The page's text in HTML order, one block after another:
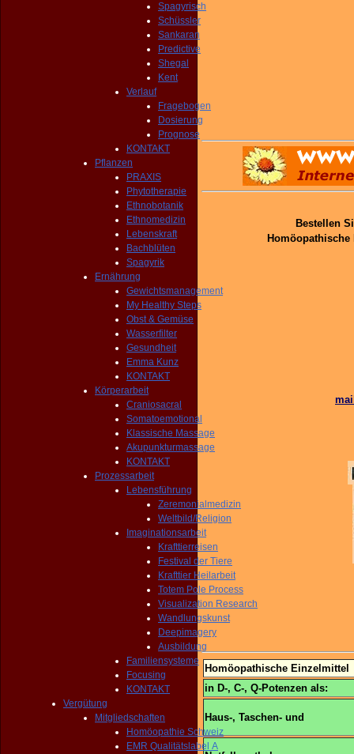
Spagyrisch
Schüssler
Sankaran
Predictive
Shegal
Kent
Verlauf
Fragebogen
Dosierung
Prognose
KONTAKT
Pflanzen
PRAXIS
Phytotherapie
Ethnobotanik
Ethnomedizin
Lebenskraft
Bachblüten
Spagyrik
Ernährung
Gewichtsmanagement
My Healthy Steps
Obst & Gemüse
Wasserfilter
Gesundheit
Emma Kunz
KONTAKT
Körperarbeit
Craniosacral
Somatoemotional
Klassische Massage
Akupunkturmassage
KONTAKT
Prozessarbeit
Lebensführung
Zeremonialmedizin
Weltbild/Religion
Imaginationsarbeit
Krafttierreisen
Festival der Tiere
Krafttier Heilarbeit
Totem Pole Process
Visualization Research
Wandlungskunst
Deepimagery
Ausbildung
Familiensysteme
Focusing
KONTAKT
Vergütung
Mitgliedschaften
Homöopathie Schweiz
EMR Qualitätslabel A
Bestellen
Homöopathische Einzelmittel
in D-, C-, Q-Potenzen als:
Haus-, Taschen- und